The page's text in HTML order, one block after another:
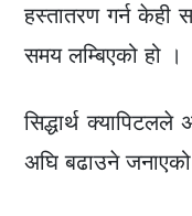
हस्तातरण गर्न केही
समय लम्बिएको हो ।
सिद्धार्थ
अघि बढाउने